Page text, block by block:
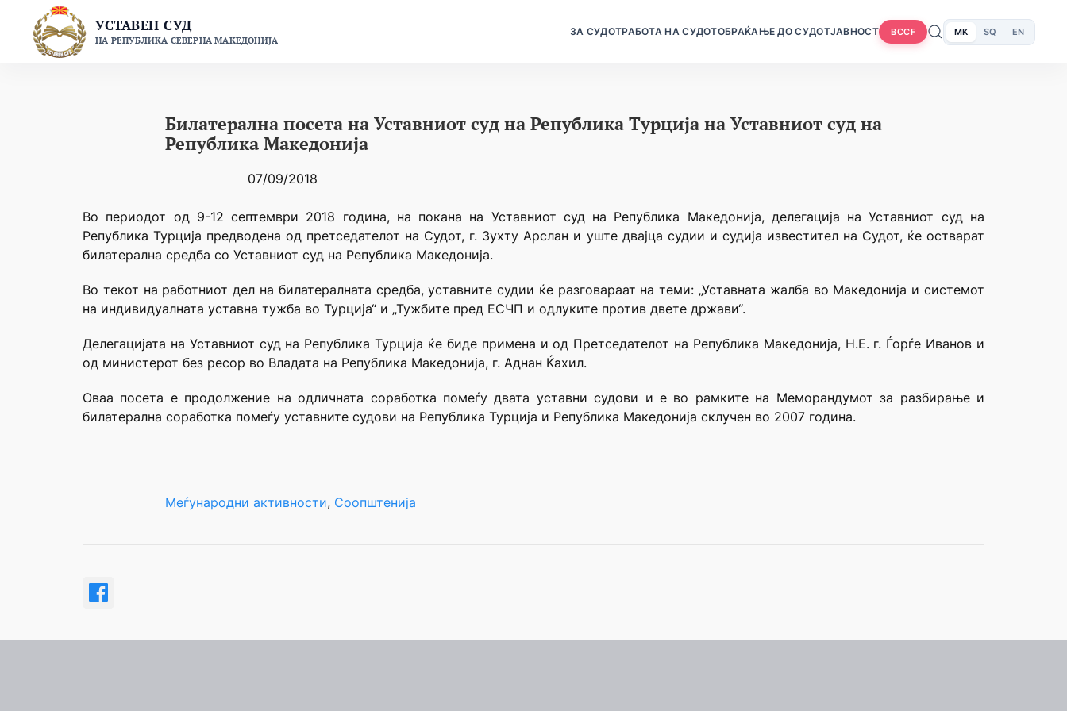
content
УСТАВЕН СУД
НА РЕПУБЛИКА СЕВЕРНА МАКЕДОНИЈА
ЗА СУДОТРАБОТА НА СУДОТОБРАЌАЊЕ ДО СУДОТЈАВНОСТ BCCF MK SQ EN
Билатерална посета на Уставниот суд на Република Турција на Уставниот суд на
Република Македонија
07/09/2018
Во периодот од 9-12 септември 2018 година, на покана на Уставниот суд на Република Македонија, делегација на Уставниот суд на
Република Турција предводена од претседателот на Судот, г. Зухту Арслан и уште двајца судии и судија известител на Судот, ќе остварат
билатерална средба со Уставниот суд на Република Македонија.
Во текот на работниот дел на билатералната средба, уставните судии ќе разговараат на теми: „Уставната жалба во Македонија и системот
на индивидуалната уставна тужба во Турција“ и „Тужбите пред ЕСЧП и одлуките против двете држави“.
Делегацијата на Уставниот суд на Република Турција ќе биде примена и од Претседателот на Република Македонија, Н.Е. г. Ѓорѓе Иванов и
од министерот без ресор во Владата на Република Македонија, г. Аднан Ќахил.
Оваа посета е продолжение на одличната соработка помеѓу двата уставни судови и е во рамките на Меморандумот за разбирање и
билатерална соработка помеѓу уставните судови на Република Турција и Република Македонија склучен во 2007 година.
Меѓународни активности, Соопштенија